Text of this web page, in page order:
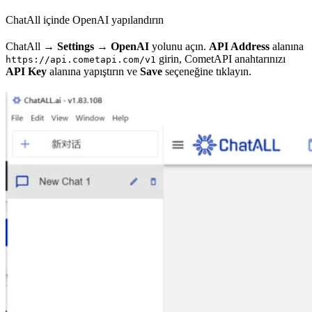
ChatAll içinde OpenAI yapılandırın
ChatAll → Settings → OpenAI yolunu açın. API Address alanına
https://api.cometapi.com/v1 girin, CometAPI anahtarınızı
API Key alanına yapıştırın ve Save seçeneğine tıklayın.